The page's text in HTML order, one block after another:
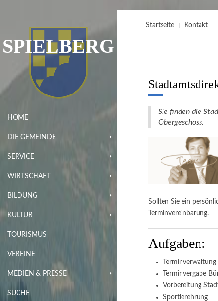
SPIELBERG
HOME
DIE GEMEINDE
SERVICE
WIRTSCHAFT
BILDUNG
KULTUR
TOURISMUS
VEREINE
MEDIEN & PRESSE
SUCHE
Startseite Kontakt
Sie finden die
Obergeschoss.
Sollten Sie ein
Terminvereinbarung.
Aufgaben:
Terminvergabe
Vorbereitung
Sportlerehrung